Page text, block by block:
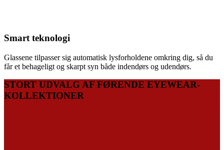
Smart teknologi
Glassene tilpasser sig automatisk lysforholdene omkring dig, så du
får et behageligt og skarpt syn både indendørs og udendørs.
STORT UDVALG AF FØRENDE EYEWEAR-
KOLLEKTIONER